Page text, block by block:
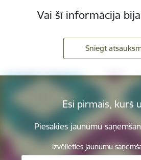
Vai šī informācija
Sniegt
Esi pirmais, kurš
Piesakies jaunumu
Izvēlieties jaunumu